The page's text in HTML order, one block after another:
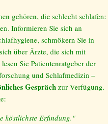
gehören, die schlecht schlafen:
Informieren Sie sich an
schmökern Sie in
über Ärzte, die sich mit
Sie Patientenratgeber der
und Schlafmedizin –
Gesprächzur Verfügung.
köstlichste Erfindung."